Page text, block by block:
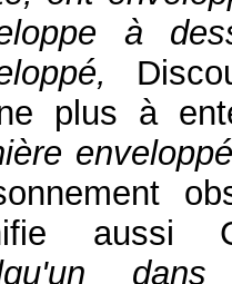
à
plus à
aussi